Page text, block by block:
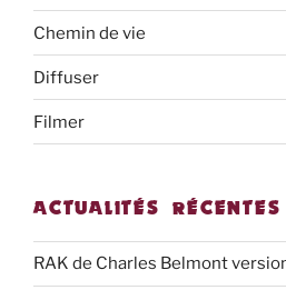
Chemin de vie
Diffuser
Filmer
ACTUALITÉS RÉCENTES
RAK de Charles Belmont